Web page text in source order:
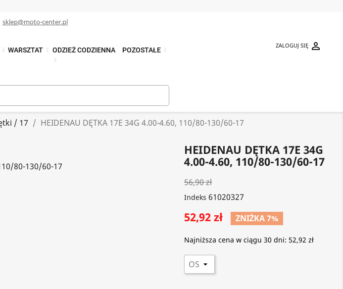
sklep@moto-center.pl
WARSZTAT
ODZIEŻ CODZIENNA
POZOSTAŁE


ZALOGUJ SIĘ
/ 17 HEIDENAU DĘTKA 17E 34G 4.00-4.60, 110/80-130/60-17
80-130/60-17
HEIDENAU DĘTKA 17E 34G
4.00-4.60, 110/80-130/60-17
56,90 zł
Indeks 61020327
52,92 zł ZNIŻKA 7%
Najniższa cena w ciągu 30 dni: 52,92 zł